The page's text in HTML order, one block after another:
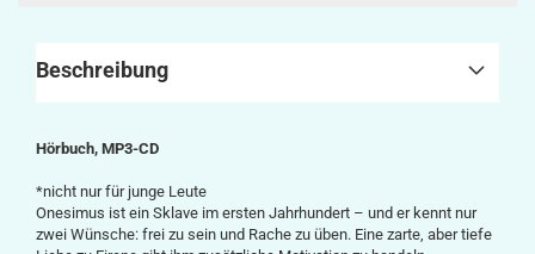
Beschreibung
Hörbuch, MP3-CD
*nicht nur für junge Leute
Onesimus ist ein Sklave im ersten Jahrhundert – und er kennt nur
zwei Wünsche: frei zu sein und Rache zu üben. Eine zarte, aber tiefe